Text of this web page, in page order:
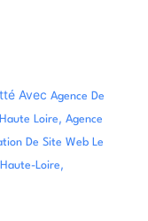
AvecAgence De
Loire, Agence
De Site Web Le
Loire,